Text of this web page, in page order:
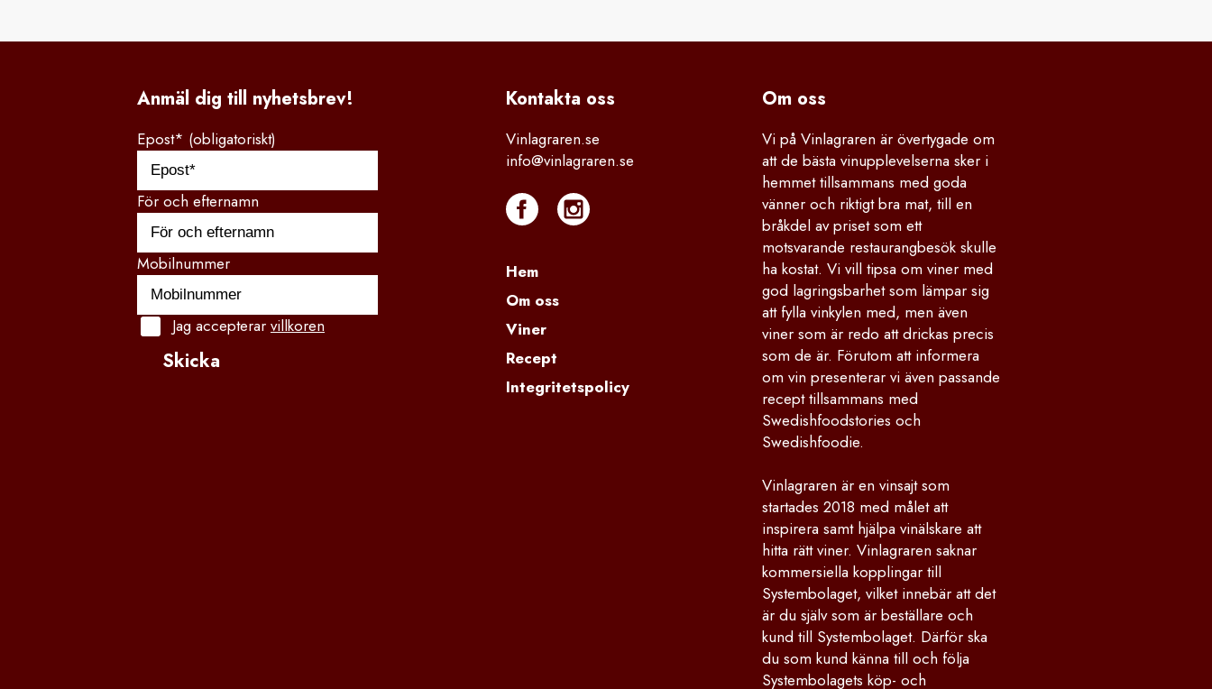
Anmäl dig till nyhetsbrev!
Epost* (obligatoriskt)
För och efternamn
Mobilnummer
Jag accepterar villkoren
Skicka
Kontakta oss
Vinlagraren.se
info@vinlagraren.se
Hem
Om oss
Viner
Recept
Integritetspolicy
Om oss
Vi på Vinlagraren är övertygade om
att de bästa vinupplevelserna sker i
hemmet tillsammans med goda
vänner och riktigt bra mat, till en
bråkdel av priset som ett
motsvarande restaurangbesök skulle
ha kostat. Vi vill tipsa om viner med
god lagringsbarhet som lämpar sig
att fylla vinkylen med, men även
viner som är redo att drickas precis
som de är. Förutom att informera
om vin presenterar vi även passande
recept tillsammans med
Swedishfoodstories och
Swedishfoodie.
Vinlagraren är en vinsajt som
startades 2018 med målet att
inspirera samt hjälpa vinälskare att
hitta rätt viner. Vinlagraren saknar
kommersiella kopplingar till
Systembolaget, vilket innebär att det
är du själv som är beställare och
kund till Systembolaget. Därför ska
du som kund känna till och följa
Systembolagets köp- och